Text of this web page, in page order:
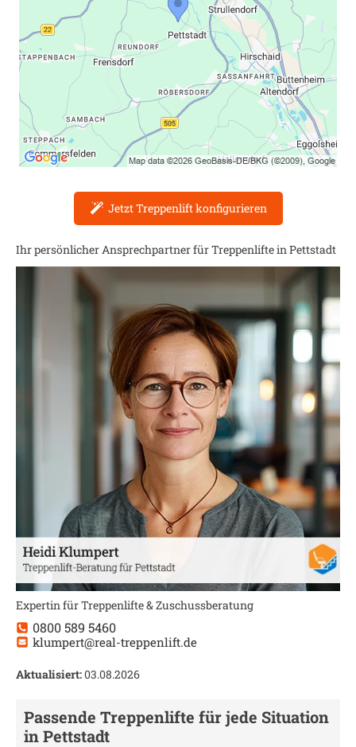
Jetzt Treppenlift konfigurieren
Ihr persönlicher Ansprechpartner für Treppenlifte inPettstadt
Expertin für Treppenlifte & Zuschussberatung
0800 589 5460
klumpert@real-treppenlift.de
Aktualisiert:03.08.2026
Passende Treppenlifte für jede Situation
inPettstadt